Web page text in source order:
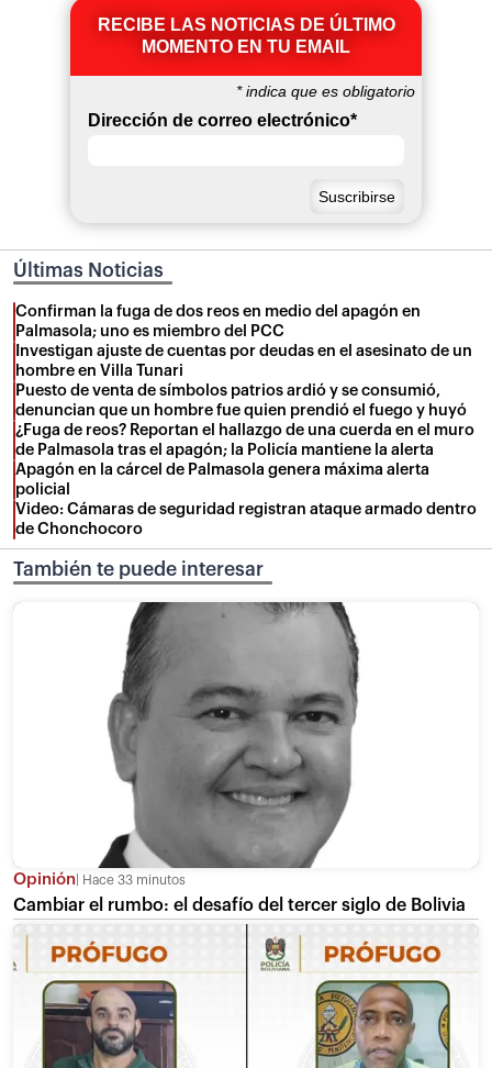
RECIBE LAS NOTICIAS DE ÚLTIMO
MOMENTO EN TU EMAIL
*indica que es obligatorio
Dirección de correo electrónico*
Últimas Noticias
Confirman la fuga de dos reos en medio del apagón en
Palmasola; uno es miembro del PCC
Investigan ajuste de cuentas por deudas en el asesinato de un
hombre en Villa Tunari
Puesto de venta de símbolos patrios ardió y se consumió,
denuncian que un hombre fue quien prendió el fuego y huyó
¿Fuga de reos? Reportan el hallazgo de una cuerda en el muro
de Palmasola tras el apagón; la Policía mantiene la alerta
Apagón en la cárcel de Palmasola genera máxima alerta
policial
Video: Cámaras de seguridad registran ataque armado dentro
de Chonchocoro
También te puede interesar
Opinión Hace 33 minutos
Cambiar el rumbo: el desafío del tercer siglo de Bolivia